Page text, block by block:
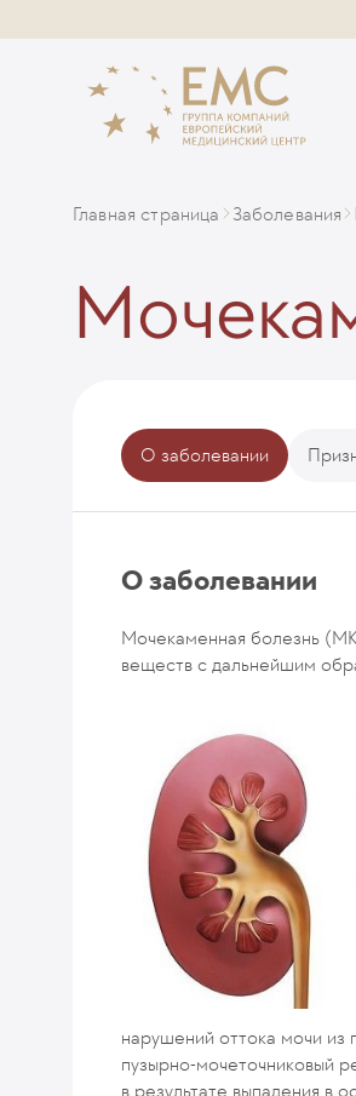
Главная страница Заболевания
О заболевании
О заболевании
Мочекаменная болезнь
веществ с дальнейшим
нарушений оттока мочи из
пузырно-мочеточниковый
в результате выпадения в